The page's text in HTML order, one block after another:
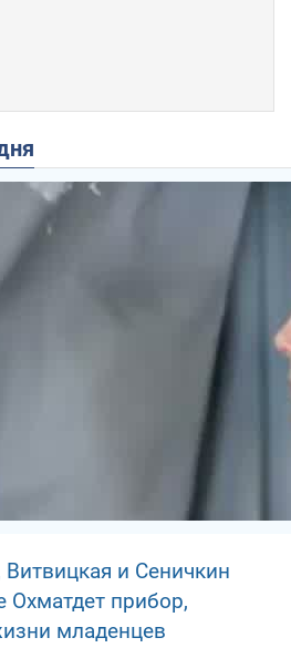
Витвицкая и Сеничкин
Охматдет прибор,
младенцев